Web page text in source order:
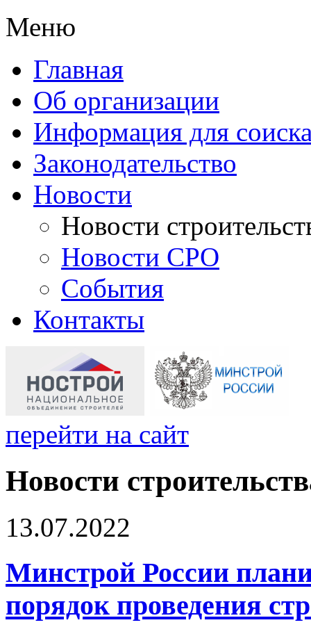
Меню
Главная
Об организации
Информация для
Законодательство
Новости
Новости
Новости СРО
События
Контакты
перейти на сайт
Новости
13.07.2022
Минстрой России
порядок проведения